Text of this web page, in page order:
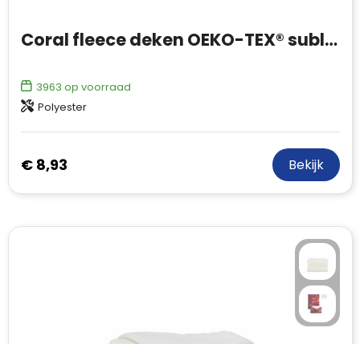
Coral fleece deken OEKO-TEX® sublimatie 130 x 170 cm 270 g/m²
3963 op voorraad
Polyester
€ 8,93 Bekijk